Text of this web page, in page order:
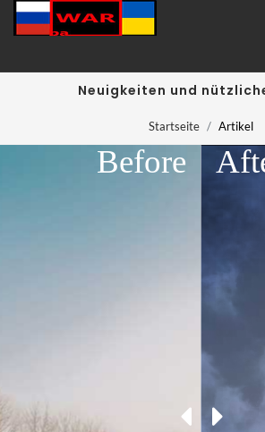
Neuigkeiten und
Startseite Artikel
Before